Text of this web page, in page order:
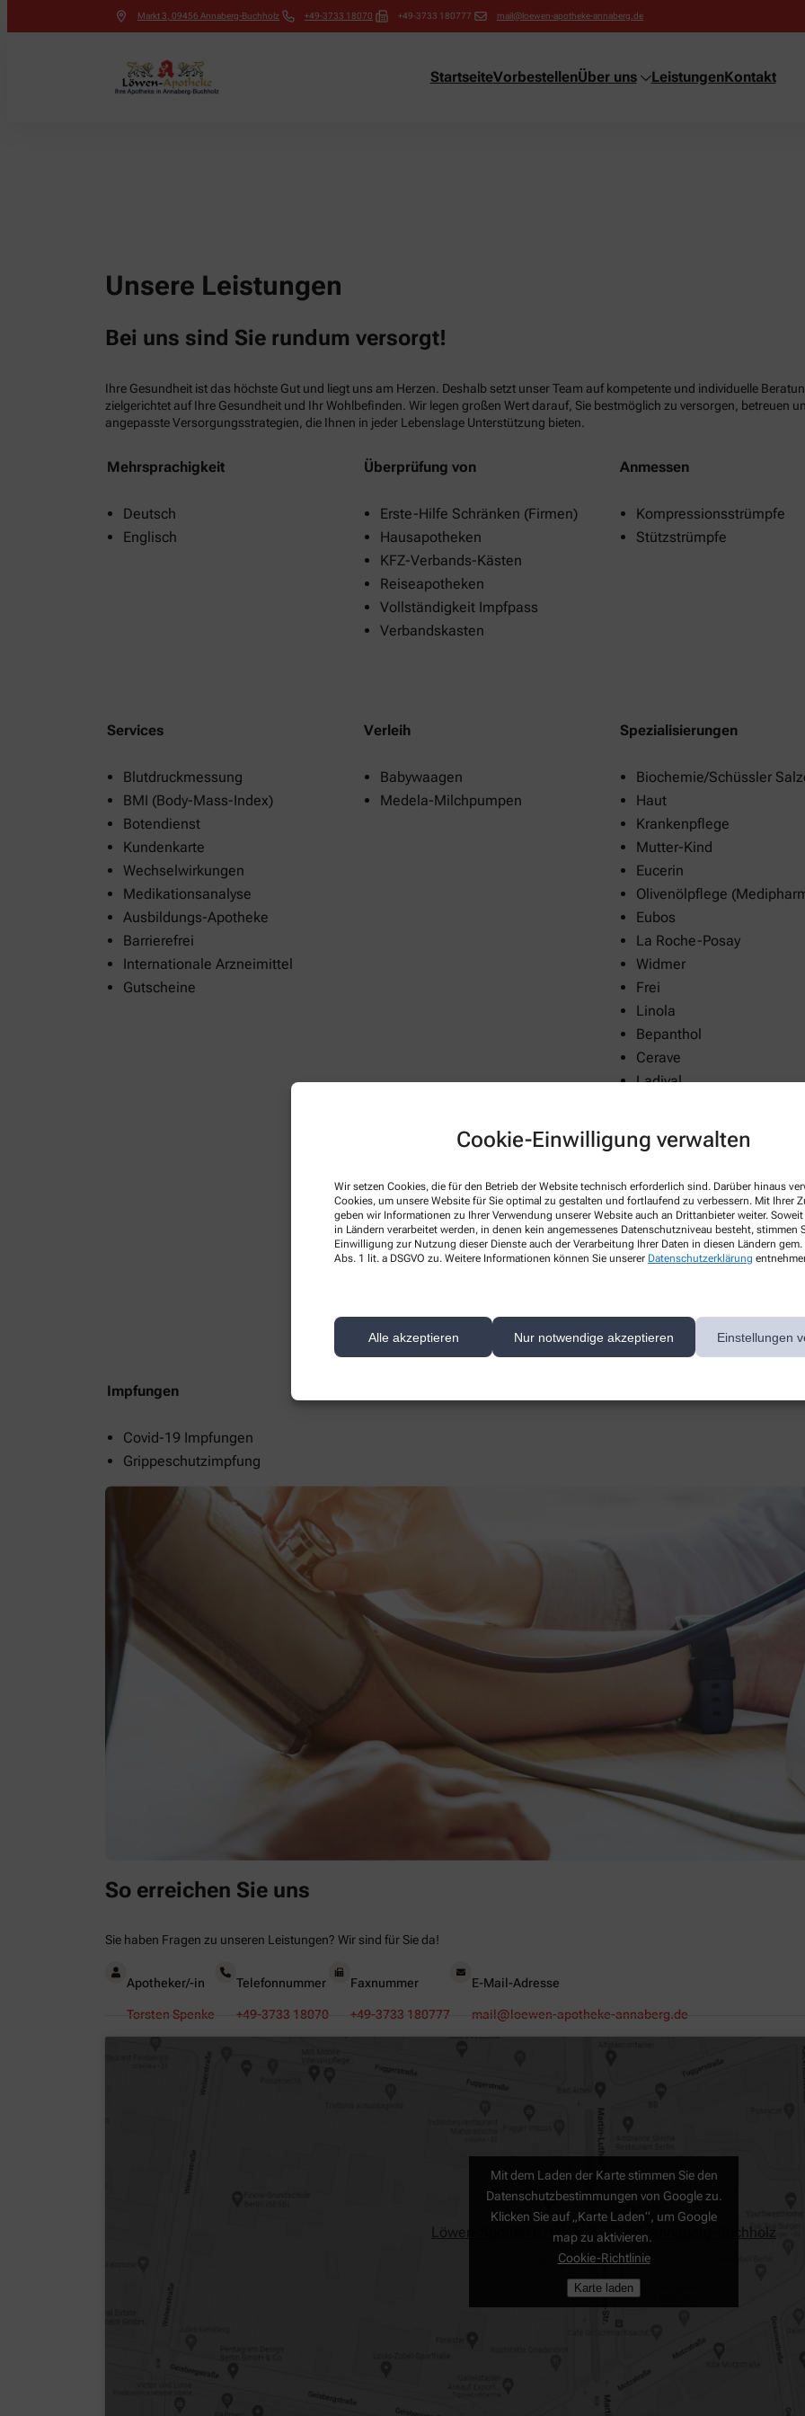
Cookie-Einwilligung verwalten
Wir setzen Cookies, die für den Betrieb der Website technisch erforderlich sind. Darüber hinaus
Cookies, um unsere Website für Sie optimal zu gestalten und fortlaufend zu verbessern. Mit Ihrer
geben wir Informationen zu Ihrer Verwendung unserer Website auch an Drittanbieter weiter. Soweit
in Ländern verarbeitet werden, in denen kein angemessenes Datenschutzniveau besteht, stimmen
Einwilligung zur Nutzung dieser Dienste auch der Verarbeitung Ihrer Daten in diesen Ländern
Abs. 1 lit. a DSGVO zu. Weitere Informationen können Sie unserer Datenschutzerklärung
Alle akzeptieren Nur notwendige akzeptieren Einstellungen
Markt 3 09456 Annaberg-Buchholz +49-3733 18070 +49-3733 180777 mail@loewen-apotheke-annaberg.de
StartseiteVorbestellenÜber uns LeistungenKontakt
Unsere Leistungen
Bei uns sind Sie rundum versorgt!
Ihre Gesundheit ist das höchste Gut und liegt uns am Herzen. Deshalb setzt unser Team auf kompetente und individuelle
zielgerichtet auf Ihre Gesundheit und Ihr Wohlbefinden. Wir legen großen Wert darauf, Sie bestmöglich zu versorgen, betreuen
angepasste Versorgungsstrategien, die Ihnen in jeder Lebenslage Unterstützung bieten.
Mehrsprachigkeit
Deutsch
Englisch
Überprüfung von
Erste-Hilfe Schränken (Firmen)
Hausapotheken
KFZ-Verbands-Kästen
Reiseapotheken
Vollständigkeit Impfpass
Verbandskasten
Anmessen
Kompressionsstrümpfe
Stützstrümpfe
Services
Blutdruckmessung
BMI (Body-Mass-Index)
Botendienst
Kundenkarte
Wechselwirkungen
Medikationsanalyse
Ausbildungs-Apotheke
Barrierefrei
Internationale Arzneimittel
Gutscheine
Verleih
Babywaagen
Medela-Milchpumpen
Spezialisierungen
Biochemie/Schüssler
Haut
Krankenpflege
Mutter-Kind
Eucerin
Olivenölpflege
Eubos
La Roche-Posay
Widmer
Frei
Linola
Bepanthol
Cerave
Ladival
Bionorica
Almased
Dr. Theiss
Formoline
Frontline
Omron
Impfungen
Covid-19 Impfungen
Grippeschutzimpfung
So erreichen Sie uns
Sie haben Fragen zu unseren Leistungen? Wir sind für Sie da!
Apotheker/-in
Torsten Spenke
Telefonnummer
+49-3733 18070
Faxnummer
+49-3733 180777
E-Mail-Adresse
mail@loewen-apotheke-annaberg.de
Löwen-Apotheke, Markt 3, 09456 Annaberg-Buchholz
Mit dem Laden der Karte stimmen Sie den
Datenschutzbestimmungen von Google zu.
Klicken Sie auf „Karte Laden“, um Google
map zu aktivieren.
Cookie-Richtlinie
Karte laden